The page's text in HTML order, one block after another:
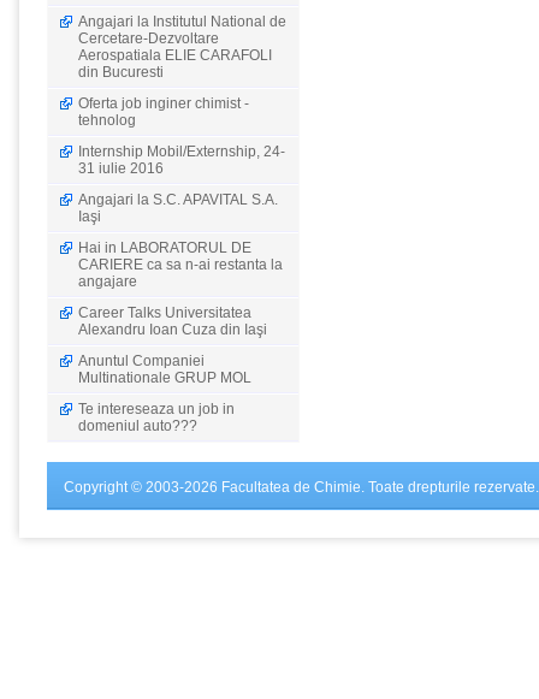
Angajari la Institutul National de
Cercetare-Dezvoltare
Aerospatiala ELIE CARAFOLI
din Bucuresti
Oferta job inginer chimist -
tehnolog
Internship Mobil/Externship, 24-
31 iulie 2016
Angajari la S.C. APAVITAL S.A.
Iaşi
Hai in LABORATORUL DE
CARIERE ca sa n-ai restanta la
angajare
Career Talks Universitatea
Alexandru Ioan Cuza din Iaşi
Anuntul Companiei
Multinationale GRUP MOL
Te intereseaza un job in
domeniul auto???
Copyright © 2003-2026 Facultatea de Chimie. Toate drepturile